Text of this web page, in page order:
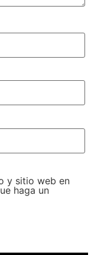
y sitio web en
haga un